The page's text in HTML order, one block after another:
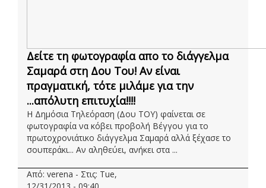
Δείτε τη φωτογραφία απο το διάγγελμα
Σαμαρά στη Δου Του! Αν είναι
πραγματική, τότε μιλάμε για την
...απόλυτη επιτυχία!!!!
Η Δημόσια Τηλεόραση (Δου ΤΟΥ) φαίνεται σε
φωτογραφία να κόβει προβολή Βέγγου για το
πρωτοχρονιάτικο διάγγελμα Σαμαρά αλλά ξέχασε το
σουπεράκι... Αν αληθεύει, ανήκει στα ...
Από: verena - Στις: Tue,